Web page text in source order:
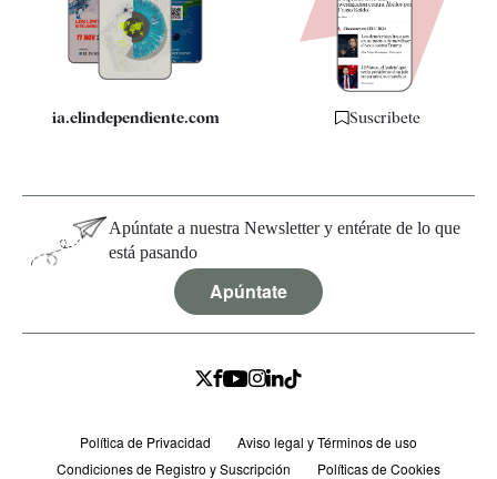
Especificaciones
ia.elindependiente.com Suscríbete
Apúntate a nuestra Newsletter y entérate de lo que
está pasando
Apúntate
Política de Privacidad
Aviso legal y Términos de uso
Condiciones de Registro y Suscripción
Políticas de Cookies